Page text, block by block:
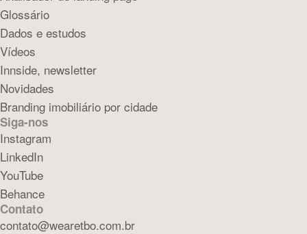
Glossário
Dados e estudos
Vídeos
Innside, newsletter
Novidades
Branding imobiliário por cidade
Siga-nos
Instagram
LinkedIn
YouTube
Behance
Contato
contato@wearetbo.com.br